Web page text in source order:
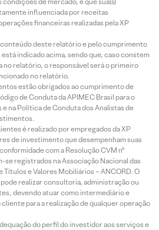
influenciada por receitas
financeiras realizadas pela XP
deste relatório e pelo cumprimento
indicado acima, sendo que, caso constem
no relatório, o responsável será o primeiro
no relatório.
estão obrigados ao cumprimento de
de Conduta da APIMEC Brasil para o
na Política de Conduta dos Analistas de
é realizado por empregados da XP
de investimento que desempenham suas
com a Resolução CVM nº
registrados na Associação Nacional das
e Valores Mobiliários – ANCORD. O
realizar consultoria, administração ou
devendo atuar como intermediário e
para a realização de qualquer operação
do perfil do investidor aos serviços e